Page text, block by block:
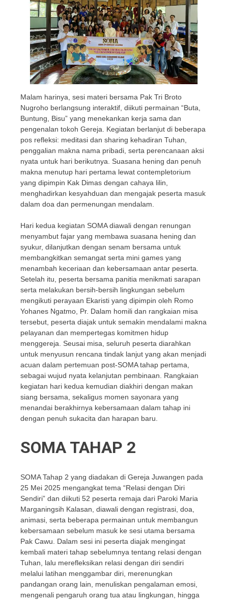
Malam harinya, sesi materi bersama Pak Tri Broto
Nugroho berlangsung interaktif, diikuti permainan “Buta,
Buntung, Bisu” yang menekankan kerja sama dan
pengenalan tokoh Gereja. Kegiatan berlanjut di beberapa
pos refleksi: meditasi dan sharing kehadiran Tuhan,
penggalian makna nama pribadi, serta perencanaan aksi
nyata untuk hari berikutnya. Suasana hening dan penuh
makna menutup hari pertama lewat contempletorium
yang dipimpin Kak Dimas dengan cahaya lilin,
menghadirkan kesyahduan dan mengajak peserta masuk
dalam doa dan permenungan mendalam.
Hari kedua kegiatan SOMA diawali dengan renungan
menyambut fajar yang membawa suasana hening dan
syukur, dilanjutkan dengan senam bersama untuk
membangkitkan semangat serta mini games yang
menambah keceriaan dan kebersamaan antar peserta.
Setelah itu, peserta bersama panitia menikmati sarapan
serta melakukan bersih-bersih lingkungan sebelum
mengikuti perayaan Ekaristi yang dipimpin oleh Romo
Yohanes Ngatmo, Pr. Dalam homili dan rangkaian misa
tersebut, peserta diajak untuk semakin mendalami makna
pelayanan dan mempertegas komitmen hidup
menggereja. Seusai misa, seluruh peserta diarahkan
untuk menyusun rencana tindak lanjut yang akan menjadi
acuan dalam pertemuan post-SOMA tahap pertama,
sebagai wujud nyata kelanjutan pembinaan. Rangkaian
kegiatan hari kedua kemudian diakhiri dengan makan
siang bersama, sekaligus momen sayonara yang
menandai berakhirnya kebersamaan dalam tahap ini
dengan penuh sukacita dan harapan baru.
SOMA TAHAP 2
SOMA Tahap 2 yang diadakan di Gereja Juwangen pada
25 Mei 2025 mengangkat tema “Relasi dengan Diri
Sendiri” dan diikuti 52 peserta remaja dari Paroki Maria
Marganingsih Kalasan, diawali dengan registrasi, doa,
animasi, serta beberapa permainan untuk membangun
kebersamaan sebelum masuk ke sesi utama bersama
Pak Cawu. Dalam sesi ini peserta diajak mengingat
kembali materi tahap sebelumnya tentang relasi dengan
Tuhan, lalu merefleksikan relasi dengan diri sendiri
melalui latihan menggambar diri, merenungkan
pandangan orang lain, menuliskan pengalaman emosi,
mengenali pengaruh orang tua atau lingkungan, hingga